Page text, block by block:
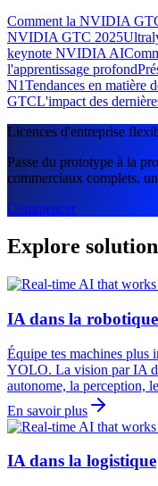
Comment la NVIDIA
NVIDIA GTC 2025
keynote NVIDIA AI
l'apprentissage profond
N1Tendances en matière
GTCL'impact des
Licences d'entreprise
Passe du prototype à la
commerciaux complets,
Commencer
Explore
IA dans la robotique
Équipe tes machines plus
YOLO. La vision par IA
autonome, la perception,
En savoir plus
IA dans la logistique